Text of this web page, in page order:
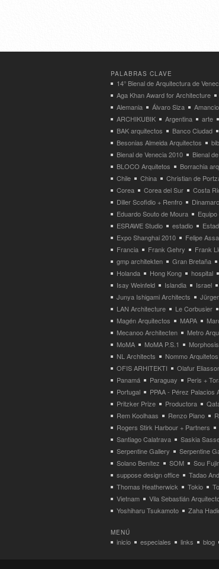
PALABRAS CLAVE
14° Bienal de Arquitectura de
Aga Khan Award for Architecture
Alemania
Álvaro Siza
ARCHIKUBIK
Argentina arte
BAK arquitectos
Banco Ciudad
Besonias Almeida Arquitectos
Bienal de Venecia 2010
Bienal
BLOCO Arquitetos
Borrachia
Chile
China Christian de
Corea
Corea del Sur Costa
Diller Scofidio + Renfro
Eduardo Souto de Moura
ESRAWE Studio
estadio
Expo Shanghai 2010
Felipe
Francia
Frank Gehry Frank
gmp architekten
Gran Bretaña
Holanda
Hong Kong hospital
Isay Weinfeld
Islandia Israel
Junya Ishigami Architects
LAN Architecture
Le Corbusier
Magén Arquitectos
MAPA
Mecanoo Architecten
Metro
MoMA
MoMA P.S.1 Morphosis
NL Architects
Nommo Arquitetos
OFIS ARHITEKTI
Olafur
Panamá
Paraguay Peris +
Portugal
PPAA - Pérez Palacios
Pritzker Prize
Productora
Rem Koolhaas
Renzo Piano
Rogers Stirk Harbour + Partners
Santiago Calatrava
Saskia
Serpentine Gallery
Serpentine
Solano Benítez
SOM Sou
suppose design office
Tadao
Thomas Heatherwick
Tokio
Vietnam
Vila Sebastián
Yoshiharu Tsukamoto
Zaha
MENÚ
inicio especiales links blog